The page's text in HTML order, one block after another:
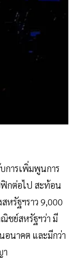
การเพิ่มพูนการ
กต่อไป สะท้อน
หรัฐฯราว 9,000
ชย์สหรัฐฯว่า มี
อนาคต และมีกว่า
า